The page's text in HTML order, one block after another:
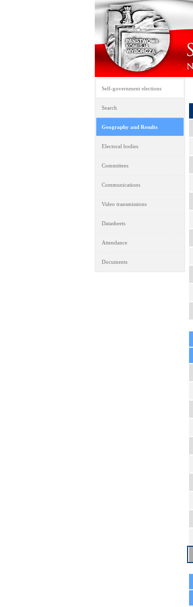
Self-government elections
Search
Geography and Results
Electoral bodies
Committees
Communications
Video transmissions
Datasheets
Attendance
Documents